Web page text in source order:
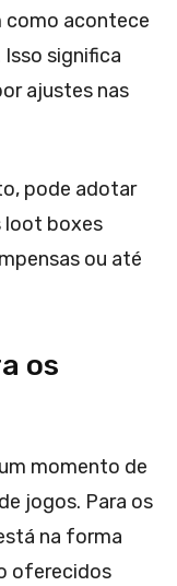
como acontece
significa
ajustes nas
pode adotar
loot boxes
ou até
os
momento de
jogos. Para os
na forma
oferecidos